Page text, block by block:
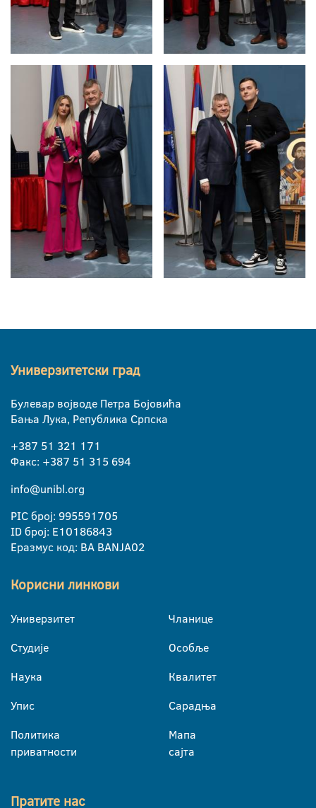
Универзитетски град
Булевар војводе Петра Бојовића
Бања Лука, Република Српска
+387 51 321 171
Факс: +387 51 315 694
info@unibl.org
PIC број: 995591705
ID број: E10186843
Еразмус код: BA BANJA02
Корисни линкови
Универзитет
Студије
Наука
Упис
Политика
приватности
Чланице
Особље
Квалитет
Сарадња
Мапа
сајта
Пратите нас